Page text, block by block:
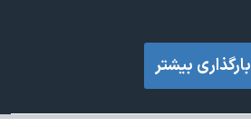
بارگذاری بیشتر